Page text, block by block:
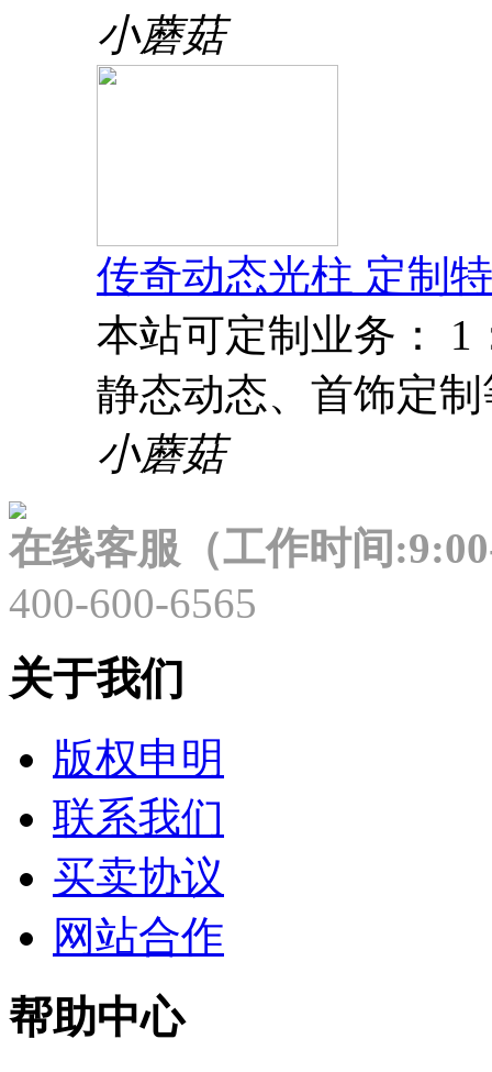
小蘑菇
传奇动态光柱 定制
本站可定制业务： 1
静态动态、首饰定
小蘑菇
在线客服（工作时间
400-600-6565
关于我们
版权申明
联系我们
买卖协议
网站合作
帮助中心